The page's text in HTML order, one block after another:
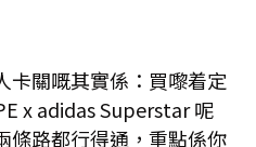
卡關嘅其實係：買嚟着定
x adidas Superstar 呢
條路都行得通，重點係你